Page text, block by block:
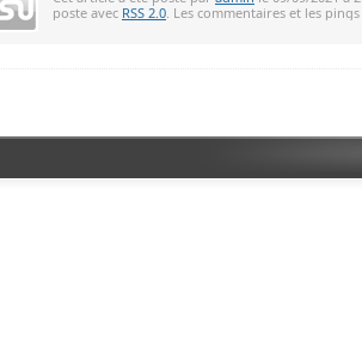
poste avec RSS 2.0 . Les commentaires et les